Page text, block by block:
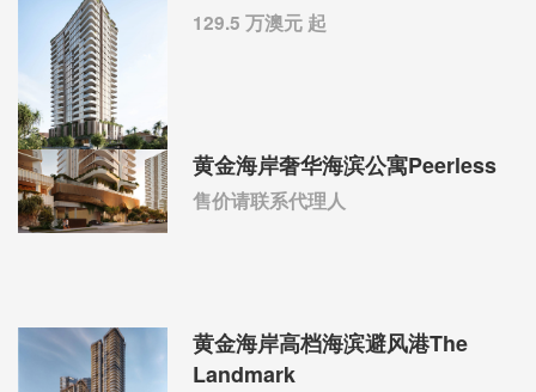
129.5 万澳元 起
黄金海岸奢华海滨公寓Peerless
售价请联系代理人
黄金海岸高档海滨避风港The
Landmark